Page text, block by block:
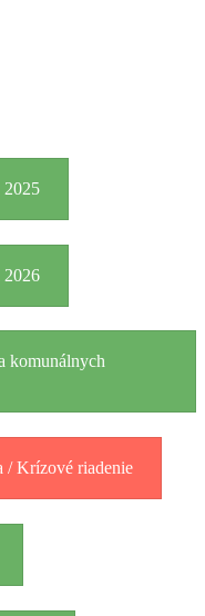
2025
2026
komunálnych
/ Krízové riadenie